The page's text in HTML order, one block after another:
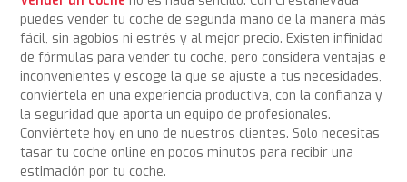
puedes vender tu coche de segunda mano de la manera más
fácil, sin agobios ni estrés y al mejor precio. Existen infinidad
de fórmulas para vender tu coche, pero considera ventajas e
inconvenientes y escoge la que se ajuste a tus necesidades,
conviértela en una experiencia productiva, con la confianza y
la seguridad que aporta un equipo de profesionales.
Conviértete hoy en uno de nuestros clientes. Solo necesitas
tasar tu coche online en pocos minutos para recibir una
estimación por tu coche.